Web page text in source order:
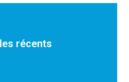
récents